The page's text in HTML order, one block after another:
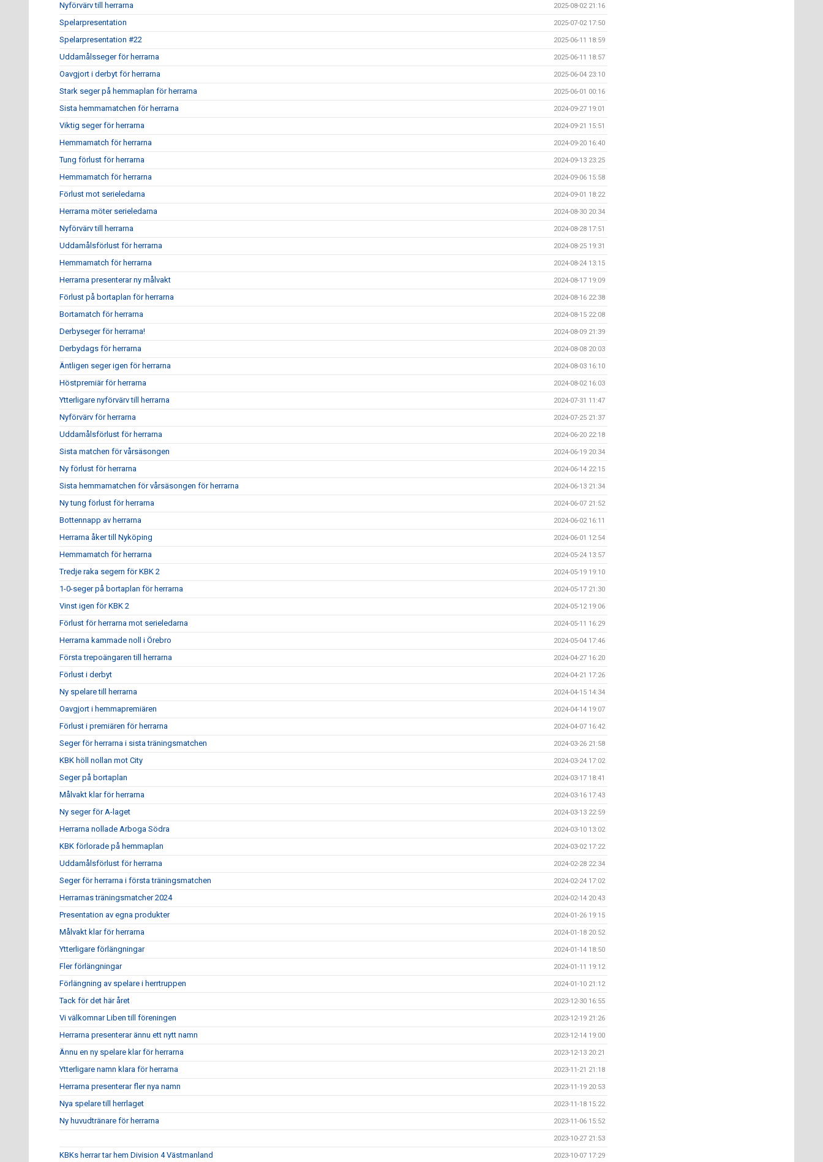
Nyförvärv till herrarna 2025-08-02 21:16
Spelarpresentation 2025-07-02 17:50
Spelarpresentation #22 2025-06-11 18:59
Uddamålsseger för herrarna 2025-06-11 18:57
Oavgjort i derbyt för herrarna 2025-06-04 23:10
Stark seger på hemmaplan för herrarna 2025-06-01 00:16
Sista hemmamatchen för herrarna 2024-09-27 19:01
Viktig seger för herrarna 2024-09-21 15:51
Hemmamatch för herrarna 2024-09-20 16:40
Tung förlust för herrarna 2024-09-13 23:25
Hemmamatch för herrarna 2024-09-06 15:58
Förlust mot serieledarna 2024-09-01 18:22
Herrarna möter serieledarna 2024-08-30 20:34
Nyförvärv till herrarna 2024-08-28 17:51
Uddamålsförlust för herrarna 2024-08-25 19:31
Hemmamatch för herrarna 2024-08-24 13:15
Herrarna presenterar ny målvakt 2024-08-17 19:09
Förlust på bortaplan för herrarna 2024-08-16 22:38
Bortamatch för herrarna 2024-08-15 22:08
Derbyseger för herrarna! 2024-08-09 21:39
Derbydags för herrarna 2024-08-08 20:03
Äntligen seger igen för herrarna 2024-08-03 16:10
Höstpremiär för herrarna 2024-08-02 16:03
Ytterligare nyförvärv till herrarna 2024-07-31 11:47
Nyförvärv för herrarna 2024-07-25 21:37
Uddamålsförlust för herrarna 2024-06-20 22:18
Sista matchen för vårsäsongen 2024-06-19 20:34
Ny förlust för herrarna 2024-06-14 22:15
Sista hemmamatchen för vårsäsongen för herrarna 2024-06-13 21:34
Ny tung förlust för herrarna 2024-06-07 21:52
Bottennapp av herrarna 2024-06-02 16:11
Herrarna åker till Nyköping 2024-06-01 12:54
Hemmamatch för herrarna 2024-05-24 13:57
Tredje raka segern för KBK 2 2024-05-19 19:10
1-0-seger på bortaplan för herrarna 2024-05-17 21:30
Vinst igen för KBK 2 2024-05-12 19:06
Förlust för herrarna mot serieledarna 2024-05-11 16:29
Herrarna kammade noll i Örebro 2024-05-04 17:46
Första trepoängaren till herrarna 2024-04-27 16:20
Förlust i derbyt 2024-04-21 17:26
Ny spelare till herrarna 2024-04-15 14:34
Oavgjort i hemmapremiären 2024-04-14 19:07
Förlust i premiären för herrarna 2024-04-07 16:42
Seger för herrarna i sista träningsmatchen 2024-03-26 21:58
KBK höll nollan mot City 2024-03-24 17:02
Seger på bortaplan 2024-03-17 18:41
Målvakt klar för herrarna 2024-03-16 17:43
Ny seger för A-laget 2024-03-13 22:59
Herrarna nollade Arboga Södra 2024-03-10 13:02
KBK förlorade på hemmaplan 2024-03-02 17:22
Uddamålsförlust för herrarna 2024-02-28 22:34
Seger för herrarna i första träningsmatchen 2024-02-24 17:02
Herrarnas träningsmatcher 2024 2024-02-14 20:43
Presentation av egna produkter 2024-01-26 19:15
Målvakt klar för herrarna 2024-01-18 20:52
Ytterligare förlängningar 2024-01-14 18:50
Fler förlängningar 2024-01-11 19:12
Förlängning av spelare i herrtruppen 2024-01-10 21:12
Tack för det här året 2023-12-30 16:55
Vi välkomnar Liben till föreningen 2023-12-19 21:26
Herrarna presenterar ännu ett nytt namn 2023-12-14 19:00
Ännu en ny spelare klar för herrarna 2023-12-13 20:21
Ytterligare namn klara för herrarna 2023-11-21 21:18
Herrarna presenterar fler nya namn 2023-11-19 20:53
Nya spelare till herrlaget 2023-11-18 15:22
Ny huvudtränare för herrarna 2023-11-06 15:52
2023-10-27 21:53
KBKs herrar tar hem Division 4 Västmanland 2023-10-07 17:29